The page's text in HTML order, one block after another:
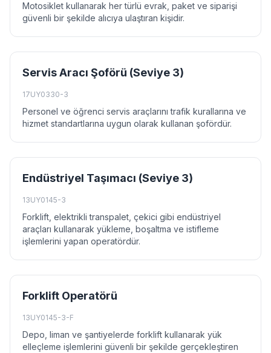
Motosiklet kullanarak her türlü evrak, paket ve siparişi
güvenli bir şekilde alıcıya ulaştıran kişidir.
Servis Aracı Şoförü (Seviye 3)
17UY0330-3
Personel ve öğrenci servis araçlarını trafik kurallarına ve
hizmet standartlarına uygun olarak kullanan şofördür.
Endüstriyel Taşımacı (Seviye 3)
13UY0145-3
Forklift, elektrikli transpalet, çekici gibi endüstriyel
araçları kullanarak yükleme, boşaltma ve istifleme
işlemlerini yapan operatördür.
Forklift Operatörü
13UY0145-3-F
Depo, liman ve şantiyelerde forklift kullanarak yük
elleçleme işlemlerini güvenli bir şekilde gerçekleştiren